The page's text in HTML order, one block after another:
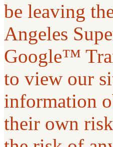
be leaving
Angeles
Google™
to view our
information
their own